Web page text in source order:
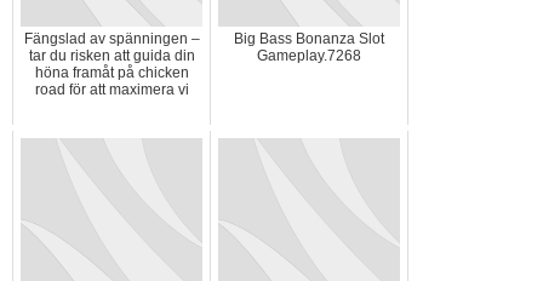
Fängslad av spänningen –
tar du risken att guida din
höna framåt på chicken
road för att maximera vi
Big Bass Bonanza Slot
Gameplay.7268